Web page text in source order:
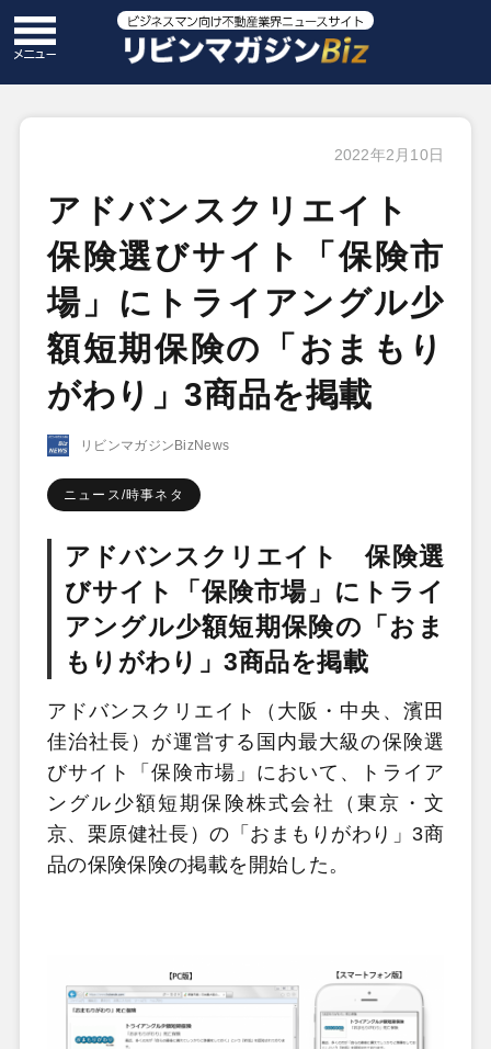
2022年2月10日
アドバンスクリエイト
保険選びサイト「保険市
場」にトライアングル少
額短期保険の「おまもり
がわり」3商品を掲載
リビンマガジンBizNews
ニュース/時事ネタ
アドバンスクリエイト 保険選
びサイト「保険市場」にトライ
アングル少額短期保険の「おま
もりがわり」3商品を掲載
アドバンスクリエイト（大阪・中央、濱田
佳治社長）が運営する国内最大級の保険選
びサイト「保険市場」において、トライア
ングル少額短期保険株式会社（東京・文
京、栗原健社長）の「おまもりがわり」3商
品の保険保険の掲載を開始した。